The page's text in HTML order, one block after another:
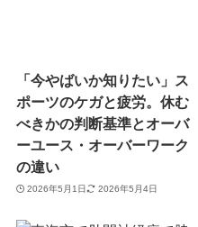
「今やばいか知りたい」ス
ポーツのケガと疲労。休む
べきかの判断基準とオーバ
ーユース・オーバーワーク
の違い
2026年5月1日 2026年5月4日